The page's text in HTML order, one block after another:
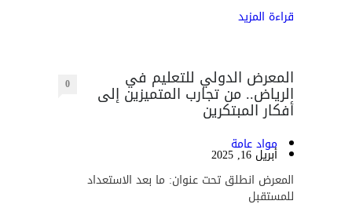
قراءة المزيد
المعرض الدولي للتعليم في
الرياض.. من تجارب المتميزين إلى
أفكار المبتكرين
0
مواد عامة
أبريل 16, 2025
المعرض انطلق تحت عنوان: ما بعد الاستعداد
للمستقبل